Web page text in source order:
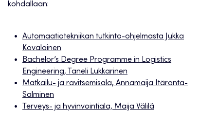
kohdallaan:
Automaatiotekniikan tutkinto-ohjelmasta Jukka
Kovalainen
Bachelor’s Degree Programme in Logistics
Engineering, Taneli Lukkarinen
Matkailu- ja ravitsemisala, Annamaija Itäranta-
Salminen
Terveys- ja hyvinvointiala, Maija Välilä